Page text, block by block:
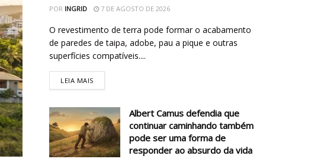
POR INGRID 7 DE AGOSTO DE 2026
O revestimento de terra pode formar o acabamento
de paredes de taipa, adobe, pau a pique e outras
superfícies compatíveis....
LEIA MAIS
Albert Camus defendia que
continuar caminhando também
pode ser uma forma de
responder ao absurdo da vida